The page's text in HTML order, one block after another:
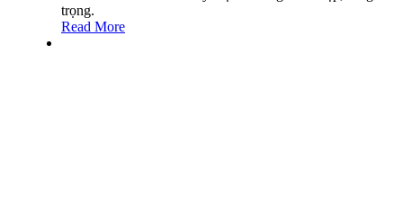
trọng.
Read More